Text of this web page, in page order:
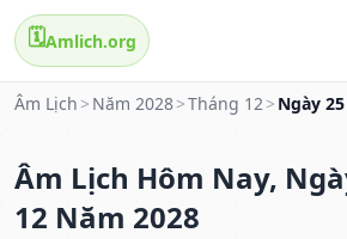
🗓️Amlich.org
Âm Lịch > Năm 2028>Tháng 12> Ngày 25
Âm Lịch Hôm Nay,
12 Năm 2028